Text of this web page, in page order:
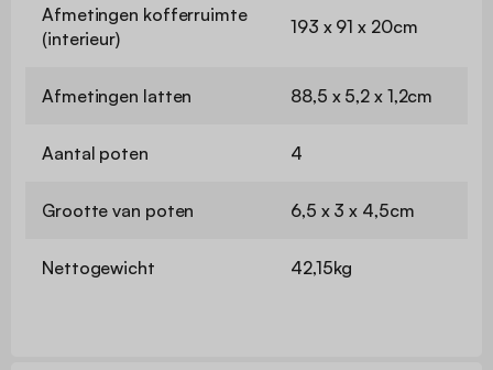
Afmetingen kofferruimte
(interieur)
193 x 91 x 20cm
Afmetingen latten 88,5 x 5,2 x 1,2cm
Aantal poten 4
Grootte van poten 6,5 x 3 x 4,5cm
Nettogewicht 42,15kg